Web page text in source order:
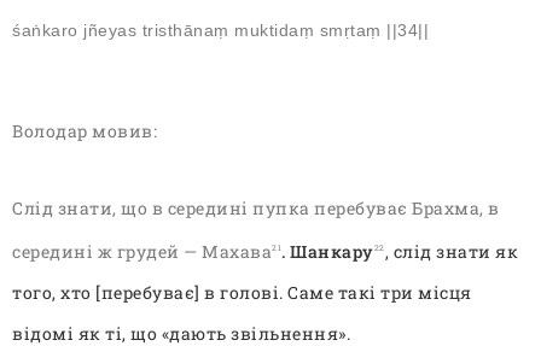
śaṅkaro jñeyas tristhānaṃ muktidaṃ smṛtaṃ ||34||
Володар мовив:
Слід знати, що в середині пупка перебуває Брахма, в
середині ж грудей — Махава21. Шанкару22 , слід знати як
того, хто [перебуває] в голові. Саме такі три місця
відомі як ті, що «дають звільнення».